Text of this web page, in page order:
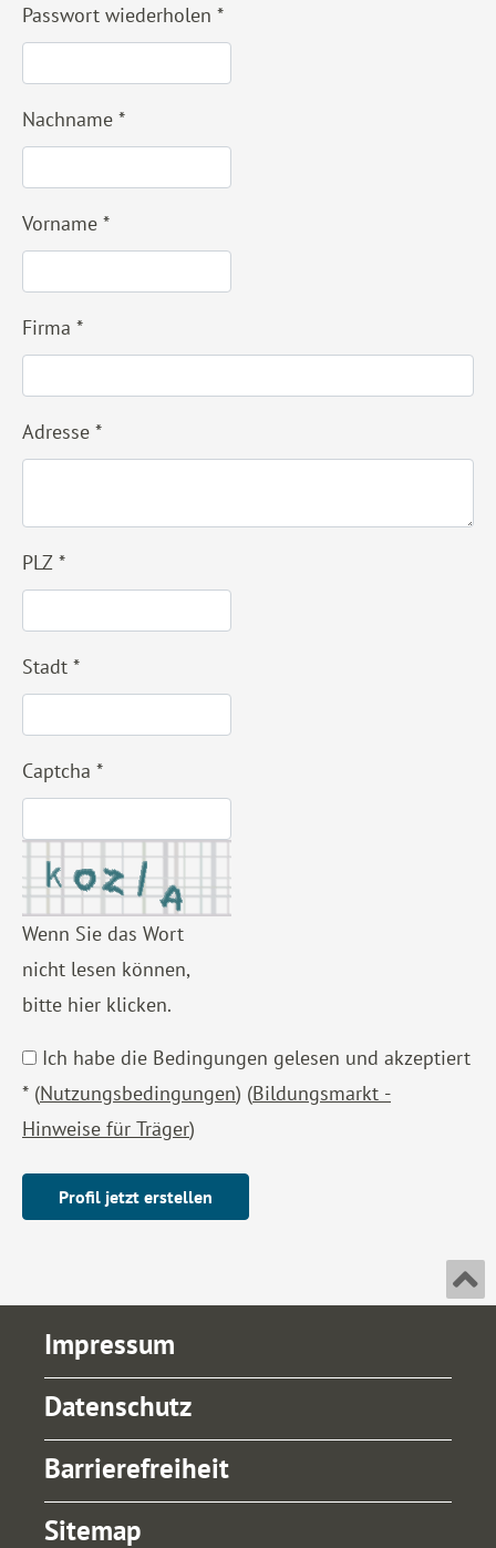
Passwort wiederholen *
Nachname *
Vorname *
Firma *
Adresse *
PLZ *
Stadt *
Captcha *
Wenn Sie das Wort
nicht lesen können,
bitte hier klicken.
Ich habe die Bedingungen gelesen und akzeptiert
* (Nutzungsbedingungen) (Bildungsmarkt -
Hinweise für Träger)
Impressum
Datenschutz
Barrierefreiheit
Sitemap